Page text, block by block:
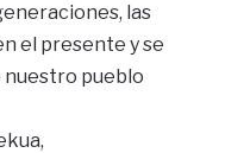
las
el presente y se
nuestro pueblo